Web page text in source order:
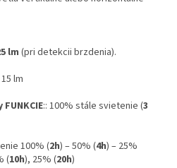
lm (pri detekcii brzdenia).
lm
FUNKCIE:: 100% stále svietenie (3
100% (2h) – 50% (4h) – 25%
(10h), 25% (20h)